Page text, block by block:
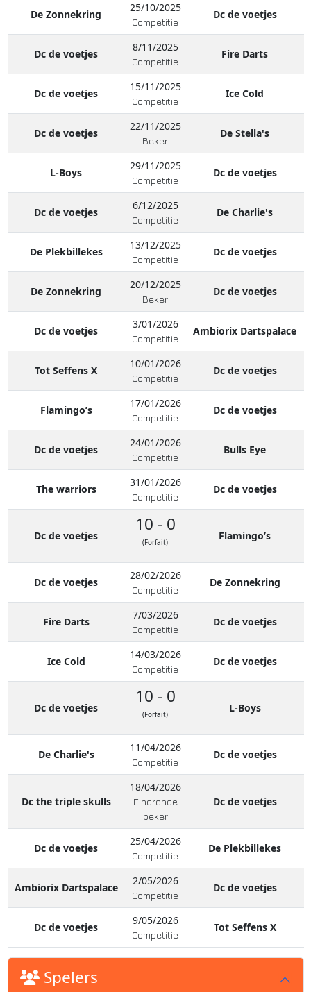
De Zonnekring
25/10/2025
Competitie
Dc de voetjes
Dc de voetjes
8/11/2025
Competitie
Fire Darts
Dc de voetjes
15/11/2025
Competitie
Ice Cold
Dc de voetjes
22/11/2025
Beker
De Stella's
L-Boys
29/11/2025
Competitie
Dc de voetjes
Dc de voetjes
6/12/2025
Competitie
De Charlie's
De Plekbillekes
13/12/2025
Competitie
Dc de voetjes
De Zonnekring
20/12/2025
Beker
Dc de voetjes
Dc de voetjes
3/01/2026
Competitie
Ambiorix Dartspalace
Tot Seffens X
10/01/2026
Competitie
Dc de voetjes
Flamingo’s
17/01/2026
Competitie
Dc de voetjes
Dc de voetjes
24/01/2026
Competitie
Bulls Eye
The warriors
31/01/2026
Competitie
Dc de voetjes
Dc de voetjes
10 - 0
(Forfait)
Flamingo’s
Dc de voetjes
28/02/2026
Competitie
De Zonnekring
Fire Darts
7/03/2026
Competitie
Dc de voetjes
Ice Cold
14/03/2026
Competitie
Dc de voetjes
Dc de voetjes
10 - 0
(Forfait)
L-Boys
De Charlie's
11/04/2026
Competitie
Dc de voetjes
Dc the triple skulls
18/04/2026
Eindronde
beker
Dc de voetjes
Dc de voetjes
25/04/2026
Competitie
De Plekbillekes
Ambiorix Dartspalace
2/05/2026
Competitie
Dc de voetjes
Dc de voetjes
9/05/2026
Competitie
Tot Seffens X
Spelers